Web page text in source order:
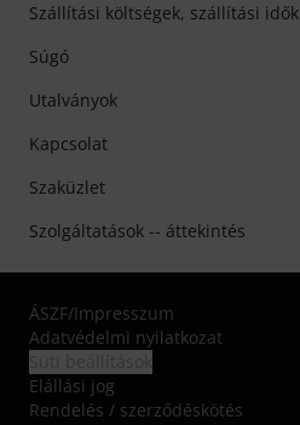
Szállítási költségek, szállítási idők
Súgó
Utalványok
Kapcsolat
Szaküzlet
Szolgáltatások -- áttekintés
ÁSZF/Impresszum
Adatvédelmi nyilatkozat
Elállási jog
Rendelés / szerződéskötés